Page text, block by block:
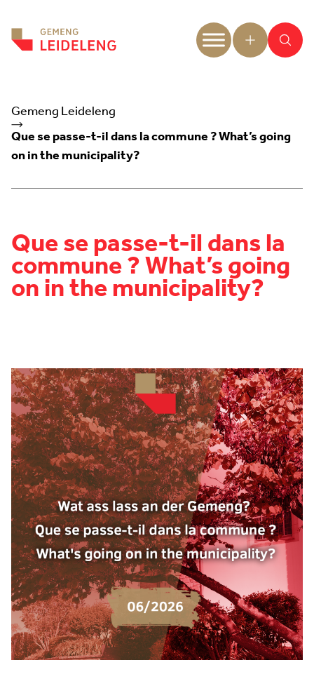
Gemeng Leideleng
Que se passe-t-il dans la commune ? What’s going
on in the municipality?
Que se passe-t-il dans la
commune ? What’s going
on in the municipality?